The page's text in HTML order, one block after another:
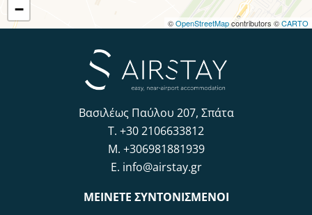
−
©OpenStreetMapcontributors ©CARTO
ΜΕΙΝΕΤΕ ΣΥΝΤΟΝΙΣΜΕΝΟΙ
Βασιλέως Παύλου 207, Σπάτα
T. +30 2106633812
M. +306981881939
E. info@airstay.gr